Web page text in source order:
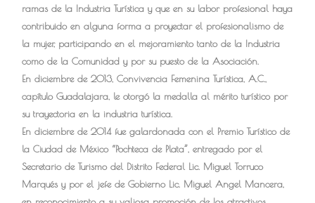
ramas de la Industria Turística y que en su labor profesional haya
contribuido en alguna forma a proyectar el profesionalismo de
la mujer, participando en el mejoramiento tanto de la Industria
como de la Comunidad y por su puesto de la Asociación.
En diciembre de 2013, Convivencia Femenina Turística, A.C.,
capítulo Guadalajara, le otorgó la medalla al mérito turístico por
su trayectoria en la industria turística.
En diciembre de 2014 fue galardonada con el Premio Turístico de
la Ciudad de México “Pochteca de Plata”, entregado por el
Secretario de Turismo del Distrito Federal Lic. Miguel Torruco
Marqués y por el jefe de Gobierno Lic. Miguel Angel Mancera,